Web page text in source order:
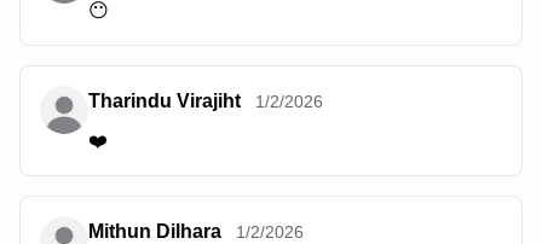
😶
Tharindu Virajiht 1/2/2026
❤️
Mithun Dilhara 1/2/2026